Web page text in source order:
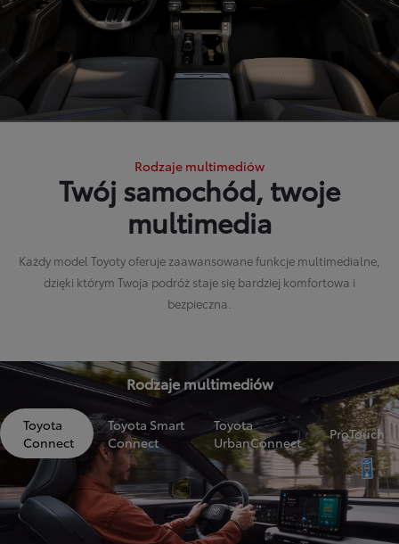
Rodzaje multimediów
Twój samochód, twoje
multimedia
Każdy model Toyoty oferuje zaawansowane funkcje multimedialne,
dzięki którym Twoja podróż staje się bardziej komfortowa i
bezpieczna.
Rodzaje multimediów
Toyota
Connect
Toyota Smart
Connect
Toyota
UrbanConnect
ProTouch